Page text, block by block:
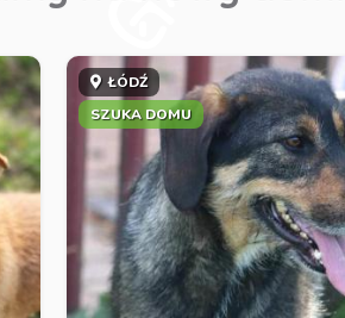
ŁÓDŹ
SZUKA DOMU